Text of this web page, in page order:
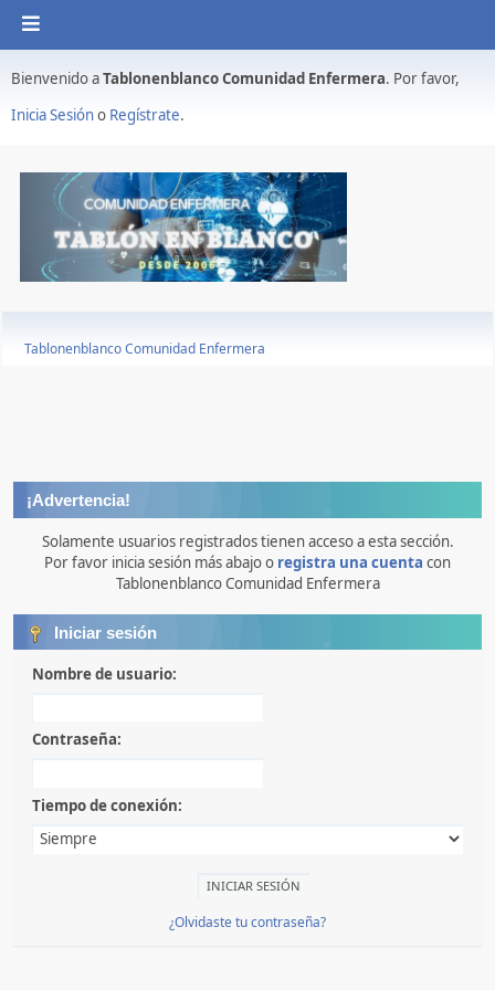
Bienvenido aTablonenblanco Comunidad Enfermera. Por favor,
Inicia Sesióno Regístrate.
Tablonenblanco Comunidad Enfermera
¡Advertencia!
Solamente usuarios registrados tienen acceso a esta sección.
Por favor inicia sesión más abajo o registra una cuenta con
Tablonenblanco Comunidad Enfermera
Iniciar sesión
Nombre de usuario:
Contraseña:
Tiempo de conexión:
¿Olvidaste tu contraseña?